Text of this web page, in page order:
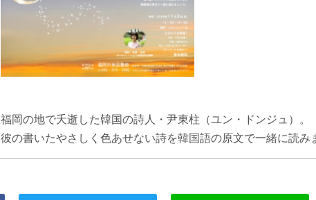
福岡の地で夭逝した韓国の詩人・尹東柱（ユン・ドンジュ）。
彼の書いたやさしく色あせない詩を韓国語の原文で一緒に読み